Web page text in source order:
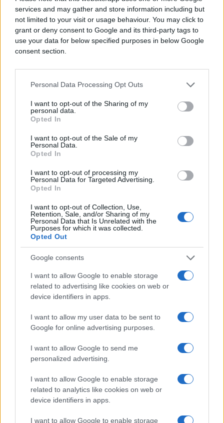
services and may gather and store information including but
not limited to your visit or usage behaviour. You may click to
grant or deny consent to Google and its third-party tags to
use your data for below specified purposes in below Google
consent section.
Personal Data Processing Opt Outs
I want to opt-out of the Sharing of my
personal data.
Opted In
I want to opt-out of the Sale of my
Personal Data.
Opted In
I want to opt-out of processing my
Personal Data for Targeted Advertising.
Opted In
I want to opt-out of Collection, Use,
Retention, Sale, and/or Sharing of my
Personal Data that Is Unrelated with the
Purposes for which it was collected.
Opted Out
Google consents
I want to allow Google to enable storage
related to advertising like cookies on web or
device identifiers in apps.
I want to allow my user data to be sent to
Google for online advertising purposes.
I want to allow Google to send me
personalized advertising.
I want to allow Google to enable storage
related to analytics like cookies on web or
device identifiers in apps.
I want to allow Google to enable storage